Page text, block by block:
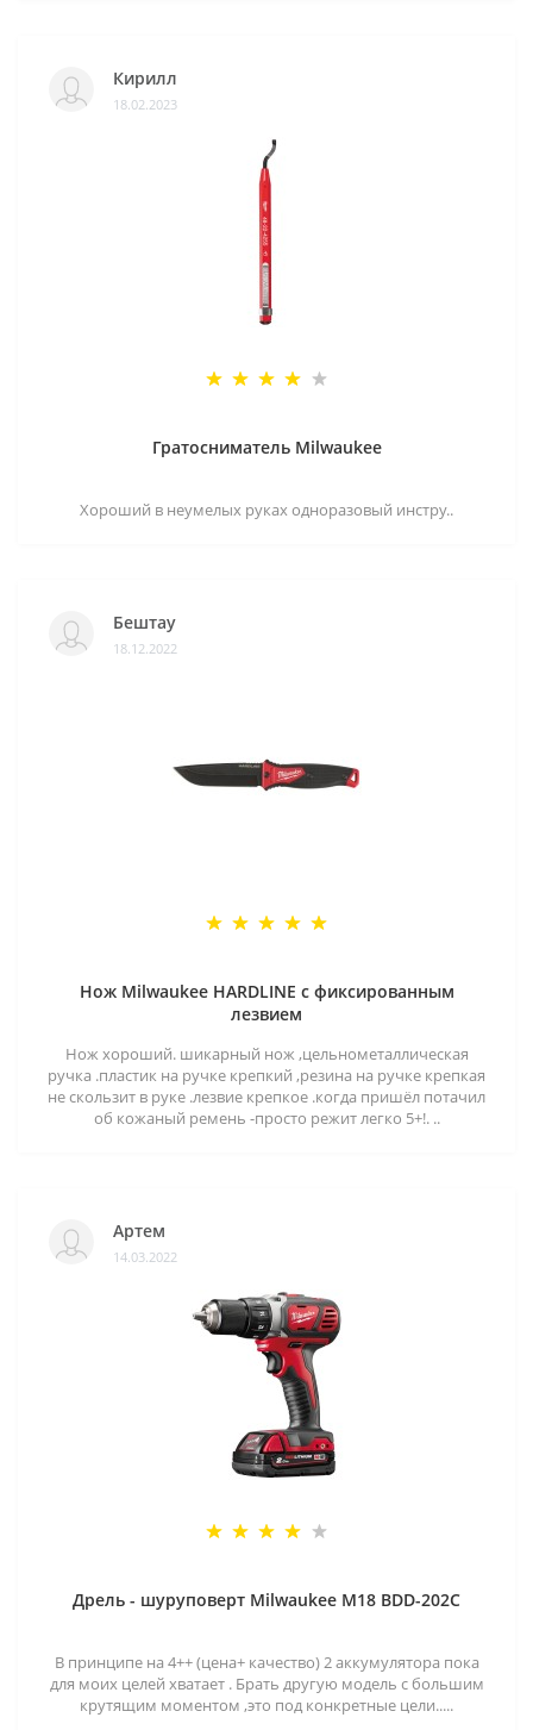
Кирилл
18.02.2023
Гратосниматель Milwaukee
Хороший в неумелых руках одноразовый инстру..
Бештау
18.12.2022
Нож Milwaukee HARDLINE с фиксированным
лезвием
Нож хороший. шикарный нож ,цельнометаллическая
ручка .пластик на ручке крепкий ,резина на ручке крепкая
не скользит в руке .лезвие крепкое .когда пришёл потачил
об кожаный ремень -просто режит легко 5+!. ..
Артем
14.03.2022
Дрель - шуруповерт Milwaukee M18 BDD-202C
В принципе на 4++ (цена+ качество) 2 аккумулятора пока
для моих целей хватает . Брать другую модель с большим
крутящим моментом ,это под конкретные цели.....